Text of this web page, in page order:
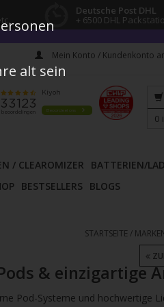
Deutsche Post DHL
+ 6500 DHL
Mein Konto / Kundenkonto
/ CLEAROMIZER
BATTERIEN/
BESTSELLERS BLOGS
0
STARTSEITE /
& einzigartige
Pod-Systeme und hochwertige
alt sein